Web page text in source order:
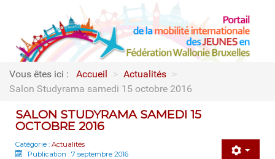
Vous êtes ici : Accueil > Actualités >
Salon Studyrama samedi 15 octobre 2016
SALON STUDYRAMA SAMEDI 15
OCTOBRE 2016
Catégorie : Actualités
Publication : 7 septembre 2016